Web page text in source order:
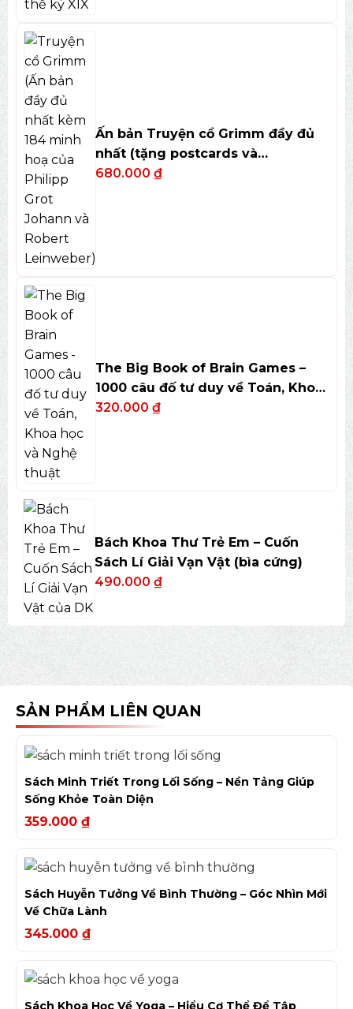
Ấn bản Truyện cổ Grimm đầy đủ
nhất (tặng postcards và
bookmark)
680.000 ₫
The Big Book of Brain Games –
1000 câu đố tư duy về Toán, Khoa
học và Nghệ thuật
320.000 ₫
Bách Khoa Thư Trẻ Em – Cuốn
Sách Lí Giải Vạn Vật (bìa cứng)
490.000 ₫
SẢN PHẨM LIÊN QUAN
Sách Minh Triết Trong Lối Sống – Nền Tảng Giúp
Sống Khỏe Toàn Diện
359.000 ₫
Sách Huyễn Tưởng Về Bình Thường – Góc Nhìn Mới
Về Chữa Lành
345.000 ₫
Sách Khoa Học Về Yoga – Hiểu Cơ Thể Để Tập